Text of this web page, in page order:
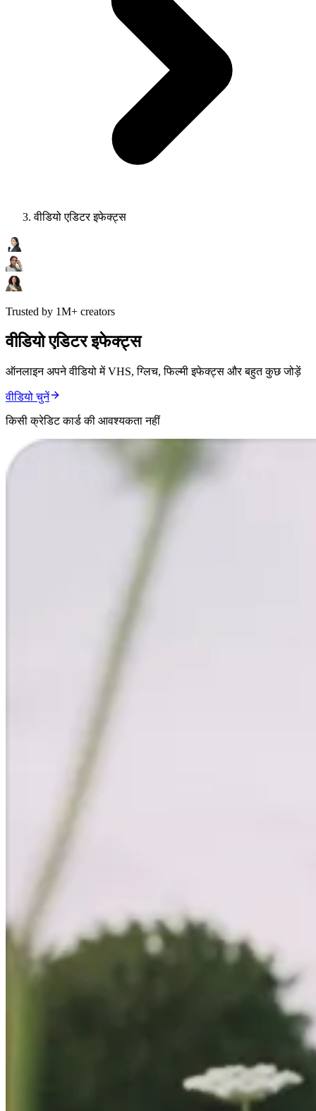
वीडियो एडिटर इफेक्ट्स
Trusted by 1M+ creators
वीडियो एडिटर इफेक्ट्स
ऑनलाइन अपने वीडियो में VHS, ग्लिच, फिल्मी इफेक्ट्स और बहुत कुछ जोड़ें
वीडियो चुनें
किसी क्रेडिट कार्ड की आवश्यकता नहीं